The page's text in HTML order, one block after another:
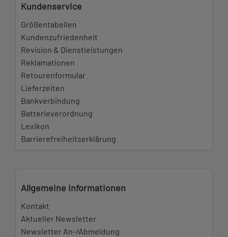
Kundenservice
Größentabellen
Kundenzufriedenheit
Revision & Dienstleistungen
Reklamationen
Retourenformular
Lieferzeiten
Bankverbindung
Batterieverordnung
Lexikon
Barrierefreiheitserklärung
Allgemeine Informationen
Kontakt
Aktueller Newsletter
Newsletter An-/Abmeldung